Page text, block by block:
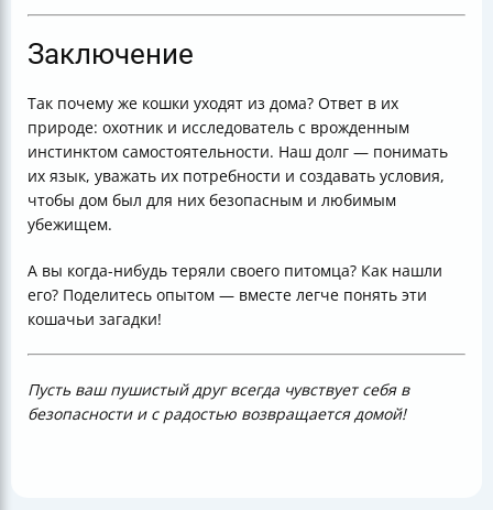
Заключение
Так почему же кошки уходят из дома? Ответ в их
природе: охотник и исследователь с врожденным
инстинктом самостоятельности. Наш долг — понимать
их язык, уважать их потребности и создавать условия,
чтобы дом был для них безопасным и любимым
убежищем.
А вы когда-нибудь теряли своего питомца? Как нашли
его? Поделитесь опытом — вместе легче понять эти
кошачьи загадки!
Пусть ваш пушистый друг всегда чувствует себя в
безопасности и с радостью возвращается домой!